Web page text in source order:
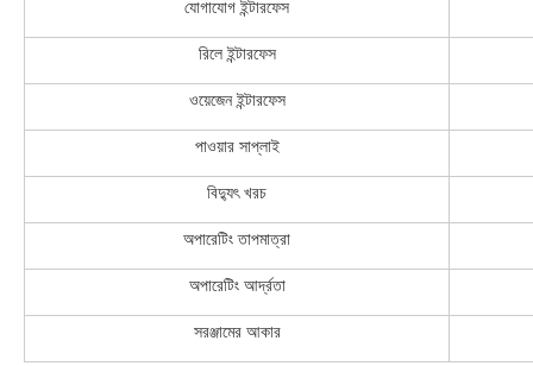
যোগাযোগ ইন্টারফেস
রিলে ইন্টারফেস
ওয়েজেন ইন্টারফেস
পাওয়ার সাপ্লাই
বিদ্যুৎ খরচ
অপারেটিং তাপমাত্রা
অপারেটিং আর্দ্রতা
সরঞ্জামের আকার